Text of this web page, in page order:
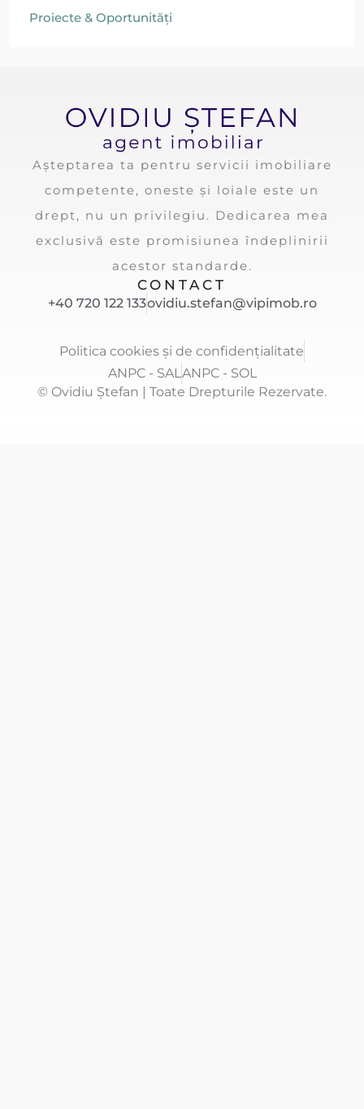
Proiecte & Oportunități
Așteptarea ta pentru servicii imobiliare
competente, oneste și loiale este un
drept, nu un privilegiu. Dedicarea mea
exclusivă este promisiunea îndeplinirii
acestor standarde.
CONTACT
+40 720 122 133ovidiu.stefan@vipimob.ro
Politica cookies și de confidențialitate
ANPC - SALANPC - SOL
© Ovidiu Ștefan | Toate Drepturile Rezervate.